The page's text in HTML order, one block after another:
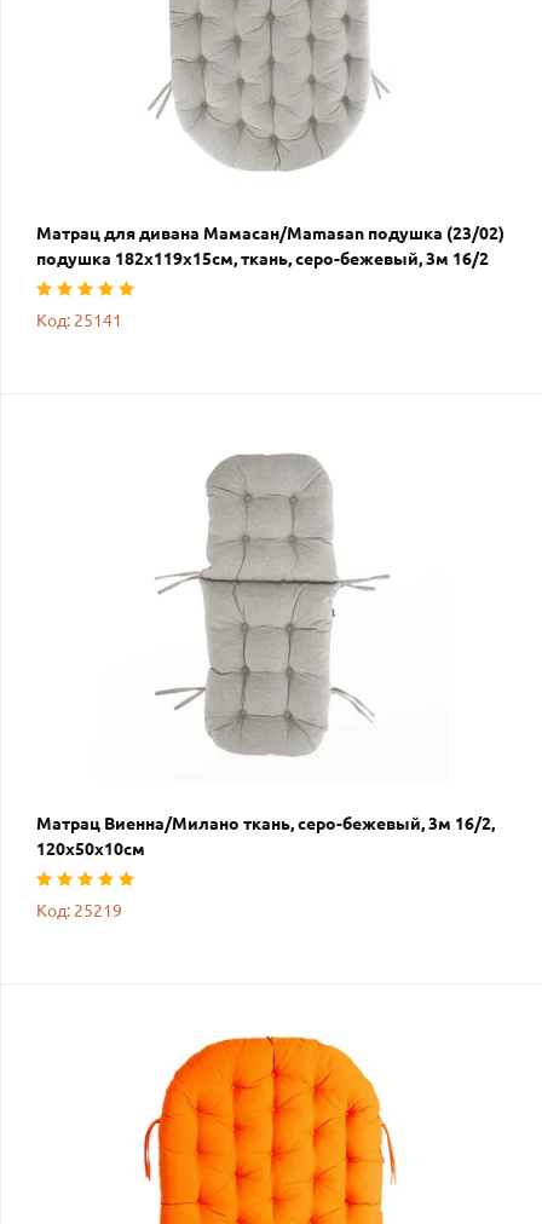
Матрац для дивана Мамасан/Mamasan подушка (23/02)
подушка 182х119х15см, ткань, серо-бежевый, 3м 16/2
Код: 25141
Матрац Виенна/Милано ткань, серо-бежевый, 3м 16/2,
120х50х10см
Код: 25219